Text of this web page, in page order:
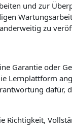
und zur
zu
Garantie oder
Lernplattform
Richtigkeit,